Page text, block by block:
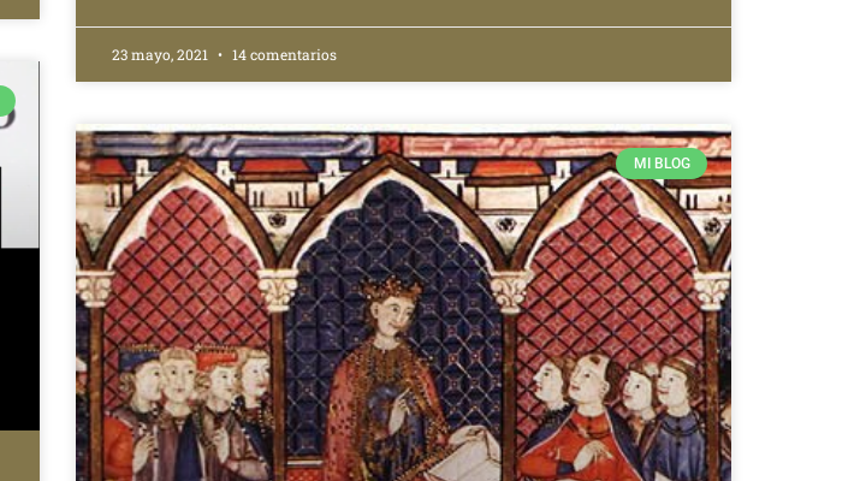
23 mayo, 2021 14 comentarios
MI BLOG